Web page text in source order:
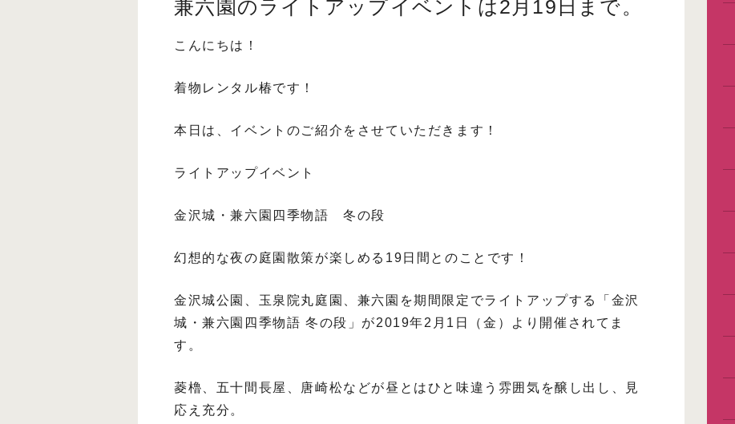
兼六園のライトアップイベントは2月19日まで。
こんにちは！
着物レンタル椿です！
本日は、イベントのご紹介をさせていただきます！
ライトアップイベント
金沢城・兼六園四季物語 冬の段
幻想的な夜の庭園散策が楽しめる19日間とのことです！
金沢城公園、玉泉院丸庭園、兼六園を期間限定でライトアップする「金沢
城・兼六園四季物語 冬の段」が2019年2月1日（金）より開催されてま
す。
菱櫓、五十間長屋、唐崎松などが昼とはひと味違う雰囲気を醸し出し、見
応え充分。